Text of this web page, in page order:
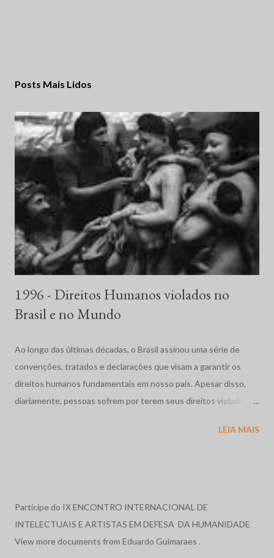
Posts Mais Lidos
1996 - Direitos Humanos violados no
Brasil e no Mundo
Ao longo das últimas décadas, o Brasil assinou uma série de
convenções, tratados e declarações que visam a garantir os
direitos humanos fundamentais em nosso país. Apesar disso,
diariamente, pessoas sofrem por terem seus direitos violados.
anualmente, publica uma reportagem sobre a situação dos
direitos humanos em diversos países do mundo, e cujos relatos
sobre o Brasil, nos anos de 1996 e 1997, serviram de base para o
LEIA MAIS
Participe do IX ENCONTRO INTERNACIONAL DE
INTELECTUAIS E ARTISTAS EM DEFESA DA HUMANIDADE
View more documents from Eduardo Guimaraes .